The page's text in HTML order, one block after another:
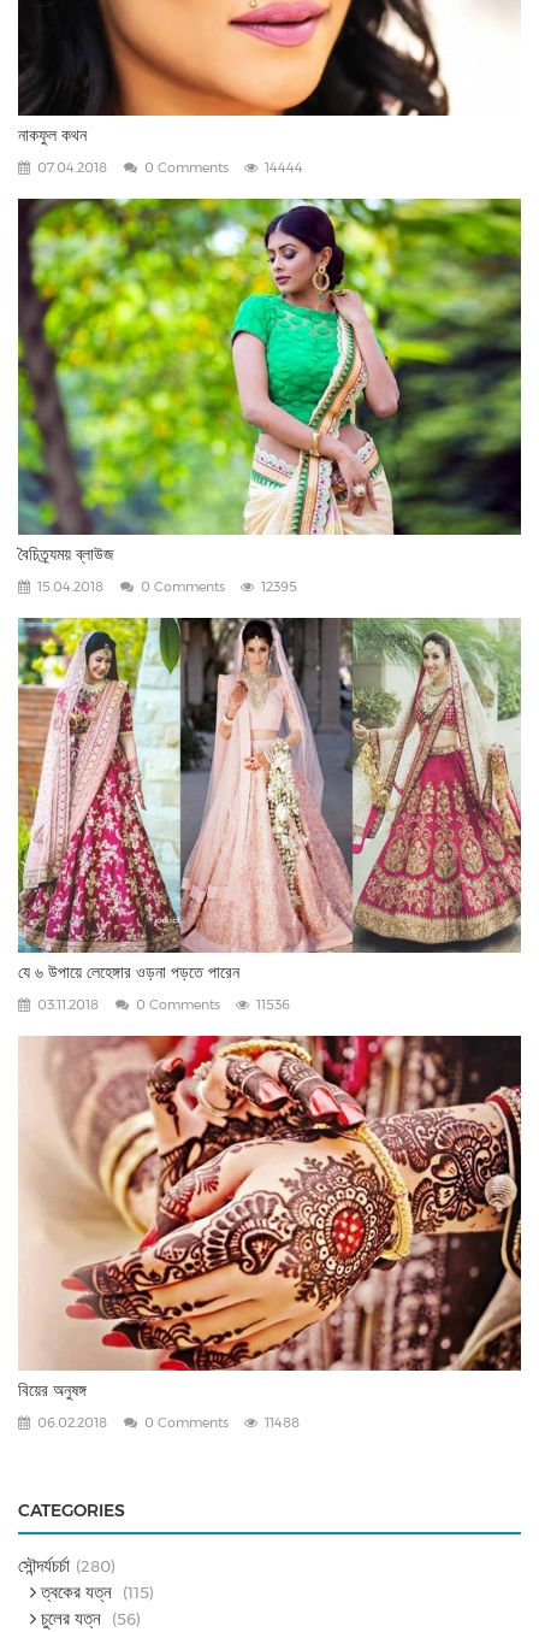
নাকফুল কথন
07.04.2018 0 Comments 14444
বৈচিত্র্যময় ব্লাউজ
15.04.2018 0 Comments 12395
যে ৬ উপায়ে লেহেঙ্গার ওড়না পড়তে পারেন
03.11.2018 0 Comments 11536
বিয়ের অনুষঙ্গ
06.02.2018 0 Comments 11488
CATEGORIES
সৌন্দর্যচর্চা (280)
ত্বকের যত্ন (115)
চুলের যত্ন (56)